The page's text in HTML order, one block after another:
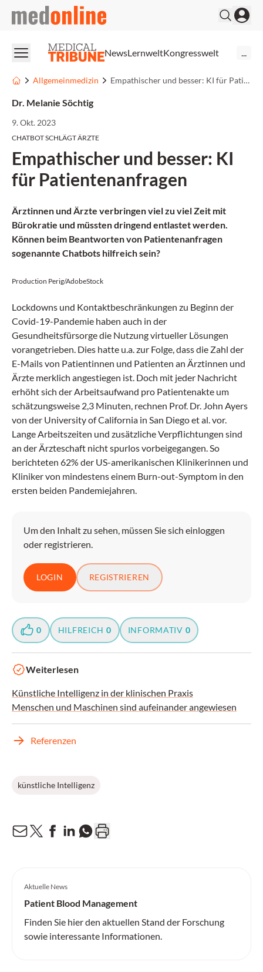
medonline
NewsLernweltKongresswelt
Allgemeinmedizin Empathischer und besser: KI für Patientenanfragen
Dr. Melanie Söchtig
9. Okt. 2023
CHATBOT SCHLÄGT ÄRZTE
Empathischer und besser: KI
für Patientenanfragen
Ärztinnen und Ärzte verbringen viel zu viel Zeit mit
Bürokratie und müssten dringend entlastet werden.
Können beim Beantworten von Patientenanfragen
sogenannte Chatbots hilfreich sein?
Production Perig/AdobeStock
Lockdowns und Kontaktbeschränkungen zu Beginn der
Covid-19-Pandemie haben auch in der
Gesundheitsfürsorge die Nutzung virtueller Lösungen
vorangetrieben. Dies hatte u.a. zur Folge, dass die Zahl der
E-Mails von Patientinnen und Patienten an Ärztinnen und
Ärzte merklich angestiegen ist. Doch mit jeder Nachricht
erhöht sich der Arbeitsaufwand pro Patientenakte um
schätzungsweise 2,3 Minuten, rechnen Prof. Dr. John Ayers
von der University of California in San Diego et al. vor.
Lange Arbeitszeiten und zusätzliche Verpflichtungen sind
an der Ärzteschaft nicht spurlos vorbeigegangen. So
berichteten 62% der US-amerikanischen Klinikerinnen und
Kliniker von mindestens einem Burn-out-Symptom in den
ersten beiden Pandemiejahren.
Um den Inhalt zu sehen, müssen Sie sich einloggen
oder registrieren.
LOGIN REGISTRIEREN
0 HILFREICH 0 INFORMATIV 0
Weiterlesen
Künstliche Intelligenz in der klinischen Praxis
Menschen und Maschinen sind aufeinander angewiesen
Referenzen
künstliche Intelligenz
Aktuelle News
Patient Blood Management
Finden Sie hier den aktuellen Stand der Forschung
sowie interessante Informationen.